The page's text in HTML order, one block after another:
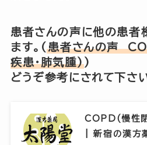
患者さんの声に他の患者
ます。(患者さんの声
疾患・肺気腫) )
どうぞ参考にされて下さい
COPD(慢性
| 新宿の漢方